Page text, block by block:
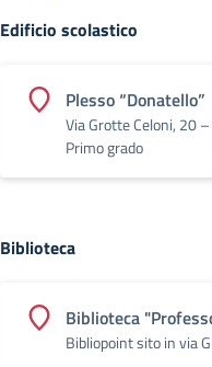
Edificio scolastico
Plesso “Donatello”
Via Grotte Celoni, 20
Primo grado
Biblioteca
Biblioteca
Bibliopoint sito in via